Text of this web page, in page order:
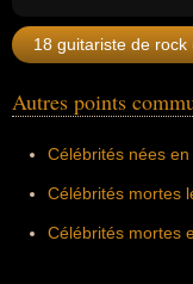
18 guitariste de
Autres points
Célébrités nées
Célébrités mortes
Célébrités mortes